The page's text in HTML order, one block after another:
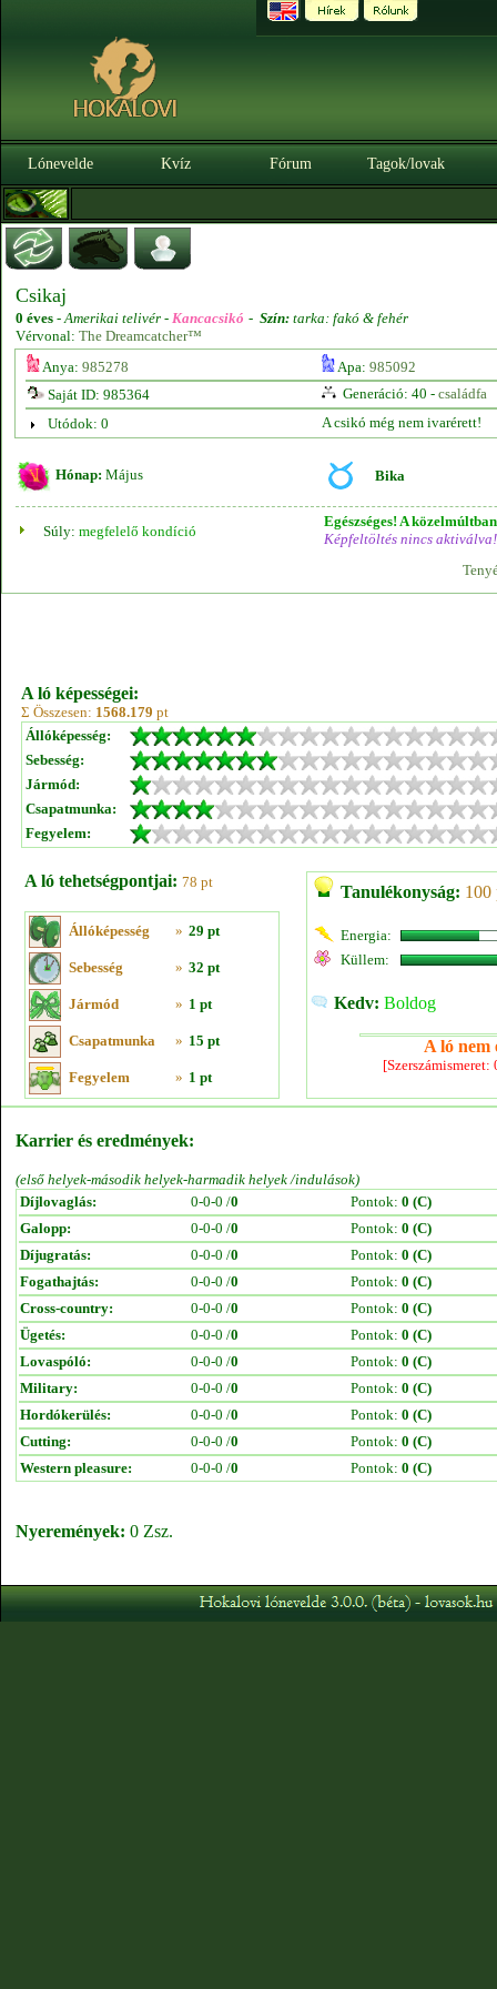
Lónevelde Kvíz Fórum Tagok/lovak
Csikaj
0 éves -Amerikai telivér - Kancacsikó - Szín: tarka: fakó & fehér
Vérvonal: The Dreamcatcher™
Anya: 985278 Apa: 985092
Saját ID: 985364
Generáció: 40 - családfa
Utódok: 0
A csikó még nem ivarérett!
Hónap: Május Bika
Súly: megfelelő kondíció
Egészséges! A
Képfeltöltés nincs aktiválva!
A ló képességei:
Σ Összesen: 1568.179 pt
Állóképesség:
Sebesség:
Jármód:
Csapatmunka:
Fegyelem:
A ló tehetségpontjai: 78 pt
Állóképesség » 29 pt
Sebesség » 32 pt
Jármód » 1 pt
Csapatmunka » 15 pt
Fegyelem » 1 pt
Tanulékonyság: 100
Energia:
Küllem:
Kedv: Boldog
A ló nem
Karrier és eredmények:
(első helyek-második helyek-harmadik helyek /indulások)
Díjlovaglás:
0-0-0 /0 Pontok: 0 (C)
Galopp:
0-0-0 /0 Pontok: 0 (C)
Díjugratás:
0-0-0 /0 Pontok: 0 (C)
Fogathajtás:
0-0-0 /0 Pontok: 0 (C)
Cross-country:
0-0-0 /0 Pontok: 0 (C)
Ügetés:
0-0-0 /0 Pontok: 0 (C)
Lovaspóló:
0-0-0 /0 Pontok: 0 (C)
Military:
0-0-0 /0 Pontok: 0 (C)
Hordókerülés:
0-0-0 /0 Pontok: 0 (C)
Cutting:
0-0-0 /0 Pontok: 0 (C)
Western pleasure:
0-0-0 /0 Pontok: 0 (C)
Nyeremények: 0 Zsz.